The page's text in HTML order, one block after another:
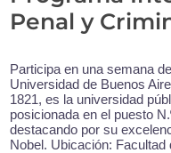
Penal y
Participa en una semana
Universidad de Buenos
1821, es la universidad
posicionada en el puesto
destacando por su
Nobel. Ubicación: